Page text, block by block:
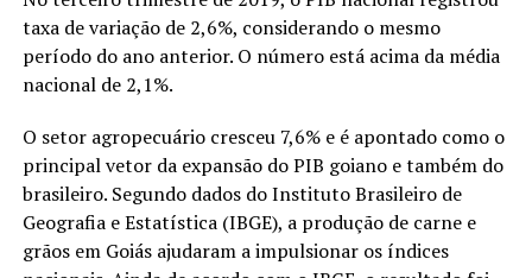
taxa de variação de 2,6%, considerando o mesmo
período do ano anterior. O número está acima da média
nacional de 2,1%.
O setor agropecuário cresceu 7,6% e é apontado como o
principal vetor da expansão do PIB goiano e também do
brasileiro. Segundo dados do Instituto Brasileiro de
Geografia e Estatística (IBGE), a produção de carne e
grãos em Goiás ajudaram a impulsionar os índices